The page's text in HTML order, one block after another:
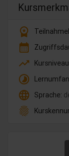
workspace_premium
calendar_month
trending_up
timelapse
language Sprache:
fingerprint